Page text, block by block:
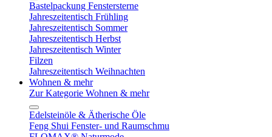
Bastelpackung Fenstersterne
Jahreszeitentisch Frühling
Jahreszeitentisch Sommer
Jahreszeitentisch Herbst
Jahreszeitentisch Winter
Filzen
Jahreszeitentisch Weihnachten
Wohnen & mehr
Zur Kategorie Wohnen & mehr
Edelsteinöle & Ätherische Öle
Feng Shui Fenster- und Raumschmu